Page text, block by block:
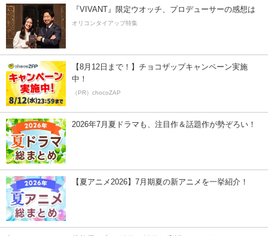
『VIVANT』限定ウオッチ、プロデューサーの感想は
オリコンタイアップ特集
【8月12日まで！】チョコザップキャンペーン実施
中！
（PR）chocoZAP
2026年7月夏ドラマも、注目作＆話題作が勢ぞろい！
【夏アニメ2026】7月期夏の新アニメを一挙紹介！